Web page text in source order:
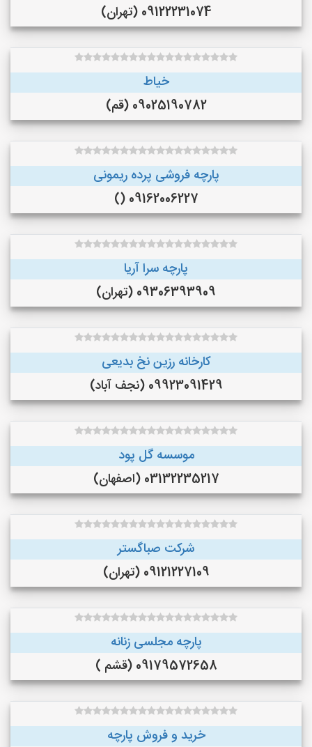
09122231074 (تهران)
خیاط
09025190782 (قم)
پارچه فروشی پرده ریمونی
09162006227 ()
پارچه سرا آریا
09306393909 (تهران)
کارخانه رزین نخ بدیعی
09923091429 (نجف‌ آباد)
موسسه گل پود
03132235217 (اصفهان)
شرکت صباگستر
09121227109 (تهران)
پارچه مجلسی زنانه
09179572658 (قشم )
خرید و فروش پارچه